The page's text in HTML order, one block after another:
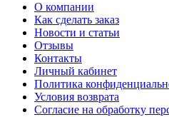
О компании
Как сделать заказ
Новости и статьи
Отзывы
Контакты
Личный кабинет
Политика
Условия возврата
Согласие на обработку